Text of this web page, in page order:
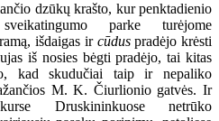
dzūkų krašto, kur penktadienio
parke turėjome
išdaigas ir cūduspradėjo krėsti
iš nosies bėgti pradėjo, tai kitas
kad skudučiai taip ir nepaliko
M. K. Čiurlionio gatvės. Ir
Druskininkuose netrūko